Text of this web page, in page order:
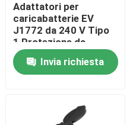
Adattatori per
caricabatterie EV
J1772 da 240 V Tipo
1 Protezione da
sovratensione
Invia richiesta